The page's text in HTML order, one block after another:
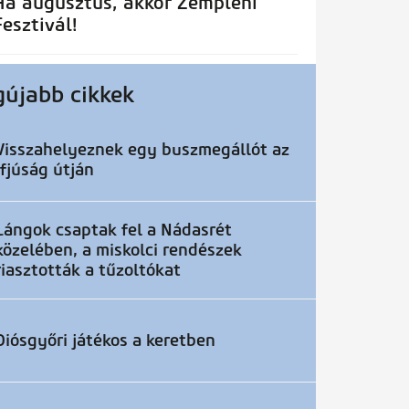
cikkek
egy buszmegállót az
útján
csaptak fel a Nádasrét
a miskolci rendészek
a tűzoltókat
játékos a keretben